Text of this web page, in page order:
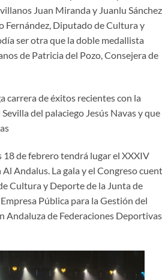
Juan Miranda y Juanlu
Fernández, Diputado de Cultura y
ser otra que la doble medallista
de Patricia del Pozo, Consejera de
de éxitos recientes con la
del palaciego Jesús Navas y que
de febrero tendrá lugar el XXXIV
Andalus. La gala y el Congreso
Cultura y Deporte de la Junta de
Pública para la Gestión del
Andaluza de Federaciones Deportivas